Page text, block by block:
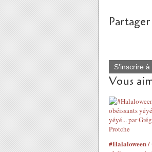
S'inscrire
Vous
#Halaloween /